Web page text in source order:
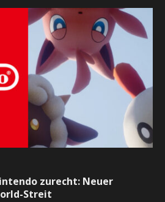
zurecht: Neuer
Streit